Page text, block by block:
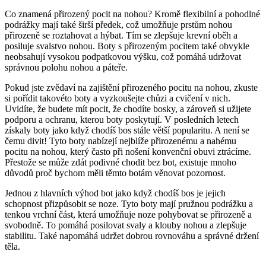
Co‌ znamená přirozený pocit na nohou? ​Kromě ⁣flexibilní a pohodlné
podrážky mají také širší‍ předek,⁤ což umožňuje⁢ prstům nohou‍
přirozeně se roztahovat ⁣a hýbat. Tím se‌ zlepšuje krevní⁣ oběh⁤ a
posiluje ⁤svalstvo nohou. Boty s ⁣přirozeným‌ pocitem také ⁣obvykle‌
neobsahují ​vysokou podpatkovou výšku, což pomáhá udržovat
správnou polohu ‍nohou a páteře.
Pokud jste⁣ zvědaví na zajištění přirozeného pocitu na nohou, zkuste
⁤si pořídit takovéto boty ​a vyzkoušejte chůzi ​a cvičení v nich.
Uvidíte, že budete⁣ mít pocit, že ​chodíte​ bosky, a zároveň⁣ si ​užijete
podporu a ⁢ochranu, kterou boty​ poskytují.⁤ V posledních ‌letech
získaly boty ‌jako když chodíš bos stále větší ‌popularitu. A není se
čemu ⁢divit!‌ Tyto boty nabízejí nejblíže přirozenému ​a ‌nahému
pocitu na nohou, který ⁢často⁤ při nošení ⁢konvenční obuvi ztrácíme.
Přestože se může zdát ​podivné chodit bez bot, existuje mnoho
důvodů proč bychom ​měli těmto botám věnovat pozornost.
Jednou z‍ hlavních výhod bot jako když chodíš bos je jejich
schopnost přizpůsobit se noze. ​Tyto ‍boty mají pružnou podrážku a
⁣tenkou vrchní část, která⁤ umožňuje noze pohybovat se​ přirozeně⁢ a
svobodně. To pomáhá‌ posilovat svaly ⁢a ⁢klouby nohou a zlepšuje
stabilitu. Také napomáhá‌ udržet dobrou rovnováhu a správné držení
těla.